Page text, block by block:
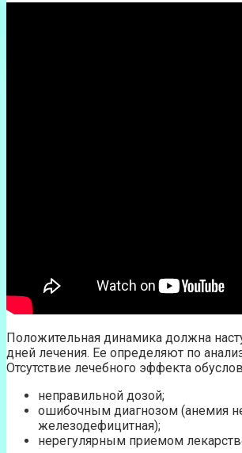
Положительная динамика должна
дней лечения. Ее определяют по
Отсутствие лечебного эффекта
неправильной дозой;
ошибочным диагнозом (анемия
железодефицитная);
нерегулярным приемом